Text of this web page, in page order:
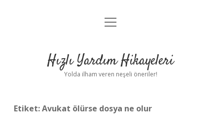
Anasayfa
Yasal Uyarı
menüyü
Hızlı Yardım Hikayeleri
Yolda ilham veren neşeli öneriler!
Etiket:Avukat ölürse dosya ne olur